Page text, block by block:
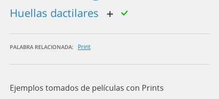
huellas dactilares
PALABRA RELACIONADA: Print
Ejemplos tomados de películas con Prints